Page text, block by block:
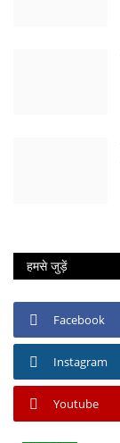
हमसे जुड़ें
Facebook
Instagram
Youtube